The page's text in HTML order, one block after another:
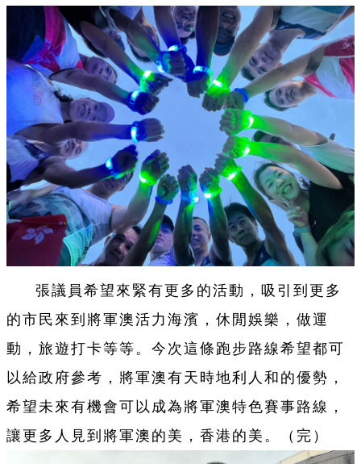
張議員希望來緊有更多的活動，吸引到更多
的市民來到將軍澳活力海濱，休閒娛樂，做運
動，旅遊打卡等等。今次這條跑步路線希望都可
以給政府參考，將軍澳有天時地利人和的優勢，
希望未來有機會可以成為將軍澳特色賽事路線，
讓更多人見到將軍澳的美，香港的美。（完）